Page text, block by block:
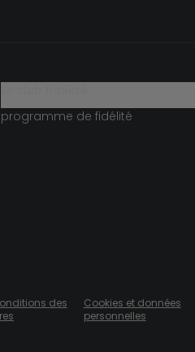
programme de fidélité
des
Cookies et données
personnelles